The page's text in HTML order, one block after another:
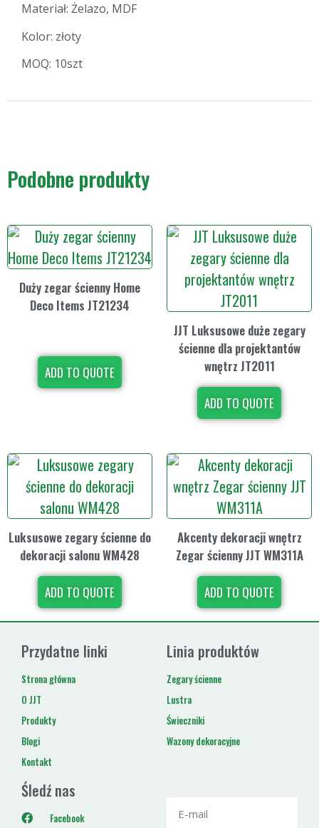
Materiał: Żelazo, MDF
Kolor: złoty
MOQ: 10szt
Podobne produkty
Duży zegar ścienny Home
Deco Items JT21234
ADD TO QUOTE
JJT Luksusowe duże zegary
ścienne dla projektantów
wnętrz JT2011
ADD TO QUOTE
Luksusowe zegary ścienne do
dekoracji salonu WM428
ADD TO QUOTE
Akcenty dekoracji wnętrz
Zegar ścienny JJT WM311A
ADD TO QUOTE
Przydatne linki
Strona główna
O JJT
Produkty
Blogi
Kontakt
Linia produktów
Zegary ścienne
Lustra
Świeczniki
Wazony dekoracyjne
Śledź nas
Facebook